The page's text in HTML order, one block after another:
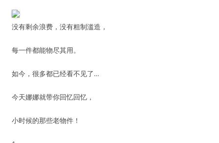
没有剩余浪费，没有粗制滥造，
每一件都能物尽其用。
如今，很多都已经看不见了…
今天娜娜就带你回忆回忆，
小时候的那些老物件！